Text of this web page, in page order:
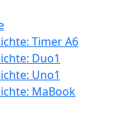
Timer A6
Duo1
Uno1
MaBook